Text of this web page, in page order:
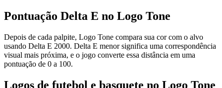
Pontuação Delta E no Logo Tone
Depois de cada palpite, Logo Tone compara sua cor com o alvo
usando Delta E 2000. Delta E menor significa uma correspondência
visual mais próxima, e o jogo converte essa distância em uma
pontuação de 0 a 100.
Logos de futebol e basquete no Logo Tone